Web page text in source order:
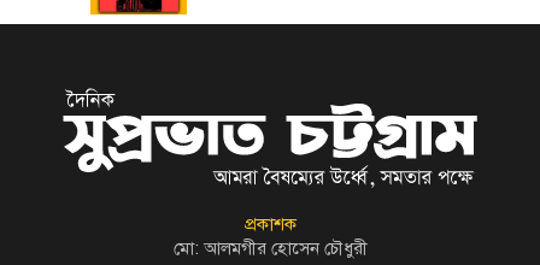
প্রকাশক
মো: আলমগীর হোসেন চৌধুরী